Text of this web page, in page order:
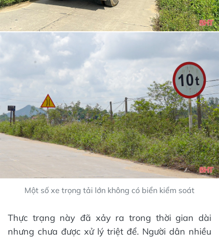
Một số xe trọng tải lớn không có biển kiểm soát
Thực trạng này đã xảy ra trong thời gian dài
nhưng chưa được xử lý triệt để. Người dân nhiều